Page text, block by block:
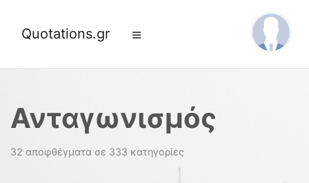
Quotations.gr
Ανταγωνισμός
32 αποφθέγματα σε 333 κατηγορίες